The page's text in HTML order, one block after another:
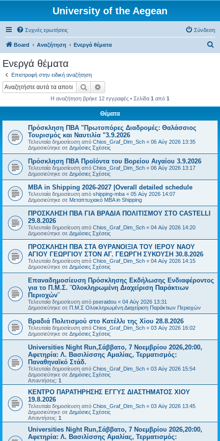
University of the Aegean
Συχνές ερωτήσεις Σύνδεση
Board Αναζήτηση Ενεργά θέματα
Ενεργά θέματα
Επιστροφή στην ειδική αναζήτηση
Αναζήτηση
Η αναζήτηση βρήκε 12 εγγραφές • Σελίδα 1 από 1
Θέματα
Πρόσκληση ΠΒΑ "Πρωτοπόρες Διαδρομές: Θαλάσσιος
Τουρισμός και Ναυτιλία "3.9.2026
Τελευταία δημοσίευση από Chios_Graf_Dim_Sch « 06 Αύγ 2026 13:35
Δημοσιεύτηκε σε Δημόσιες Σχέσεις
Πρόσκληση ΠΒΑ Προϊόντα του Βορείου Αιγαίου 3.9.2026
Τελευταία δημοσίευση από Chios_Graf_Dim_Sch « 06 Αύγ 2026 13:17
Δημοσιεύτηκε σε Δημόσιες Σχέσεις
MBA in Shipping 2026-2027 |Overall detailed schedule
Τελευταία δημοσίευση από shipping-mba « 05 Αύγ 2026 14:07
Δημοσιεύτηκε σε Μεταπτυχιακό MBA in Shipping
ΠΡΟΣΚΛΗΣΗ ΠΒΑ ΓΙΑ ΒΡΑΔΙΑ ΠΟΛΙΤΙΣΜΟΥ ΣΤΟ CASTELLI
29.8.2026
Τελευταία δημοσίευση από Chios_Graf_Dim_Sch « 04 Αύγ 2026 14:20
Δημοσιεύτηκε σε Δημόσιες Σχέσεις
ΠΡΟΣΚΛΗΣΗ ΠΒΑ ΣΤΑ ΘΥΡΑΝΟΙΞΙΑ ΤΟΥ ΙΕΡΟΥ ΝΑΟΥ
ΑΓΙΟΥ ΓΕΩΡΓΙΟΥ ΣΤΟΝ ΑΓ. ΓΕΩΡΓΗ ΣΥΚΟΥΣΗ 30.8.2026
Τελευταία δημοσίευση από Chios_Graf_Dim_Sch « 04 Αύγ 2026 14:15
Δημοσιεύτηκε σε Δημόσιες Σχέσεις
Επαναδημοσίευση Πρόσκλησης Εκδήλωσης Ενδιαφέροντος
για το Π.Μ.Σ. ¨Ολοκληρωμένη Διαχείριση Παράκτιων
Περιοχών¨
Τελευταία δημοσίευση από pseraidou « 04 Αύγ 2026 13:31
Δημοσιεύτηκε σε Π.Μ.Σ Ολοκληρωμένη Διαχείριση Παράκτιων Περιοχών
Βραδιά Πολιτισμού στο Κατέλλι της Χίου 28.8.2026
Τελευταία δημοσίευση από Chios_Graf_Dim_Sch « 03 Αύγ 2026 16:02
Δημοσιεύτηκε σε Δημόσιες Σχέσεις
Universities Night Run,Σάββατο, 7 Νοεμβρίου 2026,20:00,
Αφετηρία: Λ. Βασιλίσσης Αμαλίας, Τερματισμός:
Παναθηναϊκό Στάδ.
Τελευταία δημοσίευση από Chios_Graf_Dim_Sch « 03 Αύγ 2026 15:54
Δημοσιεύτηκε σε Δημόσιες Σχέσεις
Απαντήσεις: 1
ΚΕΝΤΡΟ ΠΑΡΑΤΗΡΗΣΗΣ ΕΓΓΥΣ ΔΙΑΣΤΗΜΑΤΟΣ ΧΙΟΥ
19.8.2026
Τελευταία δημοσίευση από Chios_Graf_Dim_Sch « 03 Αύγ 2026 13:45
Δημοσιεύτηκε σε Δημόσιες Σχέσεις
Απαντήσεις: 1
Universities Night Run,Σάββατο, 7 Νοεμβρίου 2026,20:00,
Αφετηρία: Λ. Βασιλίσσης Αμαλίας, Τερματισμός: